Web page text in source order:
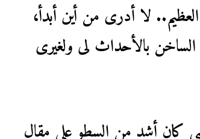
العظيم.. لا أدرى من أين أبدأ،
الساخن بالأحداث لى ولغيرى
كان أشد من السطو على مقال